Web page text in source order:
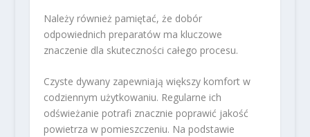
Należy również pamiętać, że dobór
odpowiednich preparatów ma kluczowe
znaczenie dla skuteczności całego procesu.
Czyste dywany zapewniają większy komfort w
codziennym użytkowaniu. Regularne ich
odświeżanie potrafi znacznie poprawić jakość
powietrza w pomieszczeniu. Na podstawie